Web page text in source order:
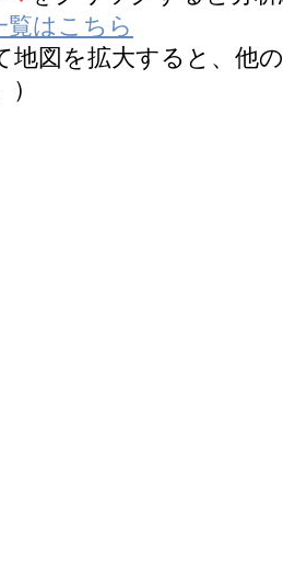
覧はこちら
地図を拡大すると、他